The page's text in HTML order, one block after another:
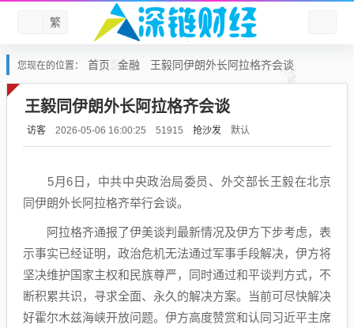
繁
您现在的位置： 首页 金融 王毅同伊朗外长阿拉格齐会谈
王毅同伊朗外长阿拉格齐会谈
访客 2026-05-06 16:00:25 51915 抢沙发 默认
5月6日，中共中央政治局委员、外交部长王毅在北京
同伊朗外长阿拉格齐举行会谈。
阿拉格齐通报了伊美谈判最新情况及伊方下步考虑，表
示事实已经证明，政治危机无法通过军事手段解决，伊方将
坚决维护国家主权和民族尊严，同时通过和平谈判方式，不
断积累共识，寻求全面、永久的解决方案。当前可尽快解决
好霍尔木兹海峡开放问题。伊方高度赞赏和认同习近平主席